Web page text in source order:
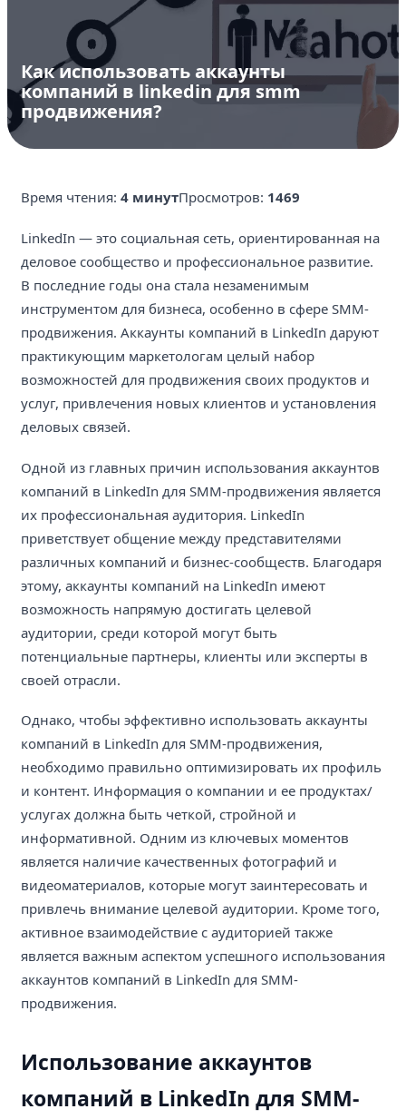
Как использовать аккаунты
компаний в linkedin для smm
продвижения?
Время чтения: 4 минутПросмотров: 1469
LinkedIn — это социальная сеть, ориентированная на
деловое сообщество и профессиональное развитие.
В последние годы она стала незаменимым
инструментом для бизнеса, особенно в сфере SMM-
продвижения. Аккаунты компаний в LinkedIn даруют
практикующим маркетологам целый набор
возможностей для продвижения своих продуктов и
услуг, привлечения новых клиентов и установления
деловых связей.
Одной из главных причин использования аккаунтов
компаний в LinkedIn для SMM-продвижения является
их профессиональная аудитория. LinkedIn
приветствует общение между представителями
различных компаний и бизнес-сообществ. Благодаря
этому, аккаунты компаний на LinkedIn имеют
возможность напрямую достигать целевой
аудитории, среди которой могут быть
потенциальные партнеры, клиенты или эксперты в
своей отрасли.
Однако, чтобы эффективно использовать аккаунты
компаний в LinkedIn для SMM-продвижения,
необходимо правильно оптимизировать их профиль
и контент. Информация о компании и ее продуктах/
услугах должна быть четкой, стройной и
информативной. Одним из ключевых моментов
является наличие качественных фотографий и
видеоматериалов, которые могут заинтересовать и
привлечь внимание целевой аудитории. Кроме того,
активное взаимодействие с аудиторией также
является важным аспектом успешного использования
аккаунтов компаний в LinkedIn для SMM-
продвижения.
Использование аккаунтов
компаний в LinkedIn для SMM-